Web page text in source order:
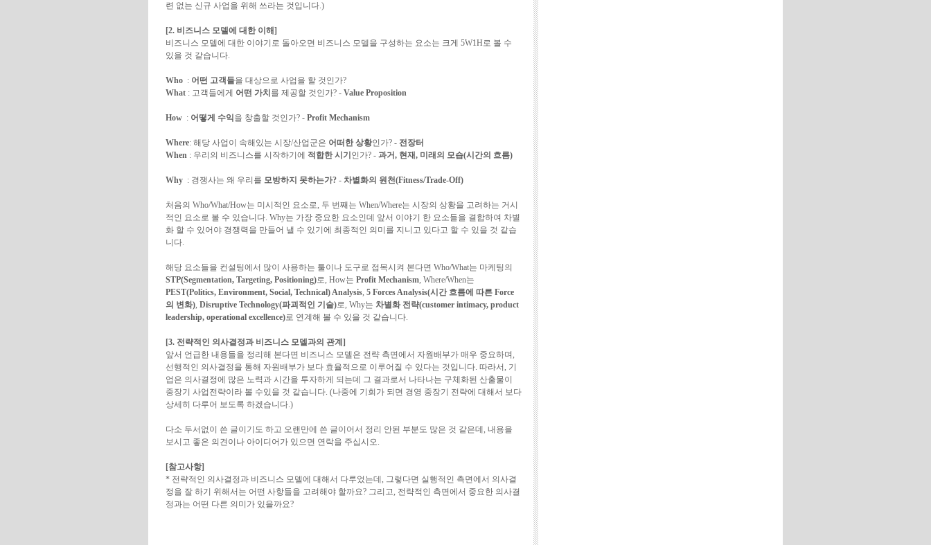
련 없는 신규 사업을 위해 쓰라는 것입니다.)
[2. 비즈니스 모델에 대한 이해]
비즈니스 모델에 대한 이야기로 돌아오면 비즈니스 모델을 구성하는 요소는 크게 5W1H로 볼 수
있을 것 같습니다.
Who : 어떤 고객들을 대상으로 사업을 할 것인가?
What : 고객들에게 어떤 가치 를 제공할 것인가? - Value Proposition
How : 어떻게 수익 을 창출할 것인가? - Profit Mechanism
Where: 해당 사업이 속해있는 시장/산업군은 어떠한 상황인가? - 전장터
When : 우리의 비즈니스를 시작하기에 적합한 시기 인가? - 과거, 현재, 미래의 모습(시간의 흐름)
Why : 경쟁사는 왜 우리를 모방하지 못하는가? - 차별화의 원천(Fitness/Trade-Off)
처음의 Who/What/How는 미시적인 요소로, 두 번째는 When/Where는 시장의 상황을 고려하는 거시
적인 요소로 볼 수 있습니다. Why는 가장 중요한 요소인데 앞서 이야기 한 요소들을 결합하여 차별
화 할 수 있어야 경쟁력을 만들어 낼 수 있기에 최종적인 의미를 지니고 있다고 할 수 있을 것 같습
니다.
해당 요소들을 컨설팅에서 많이 사용하는 툴이나 도구로 접목시켜 본다면 Who/What는 마케팅의
STP(Segmentation, Targeting, Positioning)로, How는 Profit Mechanism, Where/When는
PEST(Politics, Environment, Social, Technical) Analysis, 5 Forces Analysis(시간 흐름에 따른 Force
의 변화), Disruptive Technology(파괴적인 기술)로, Why는 차별화 전략(customer intimacy, product
leadership, operational excellence)로 연계해 볼 수 있을 것 같습니다.
[3. 전략적인 의사결정과 비즈니스 모델과의 관계]
앞서 언급한 내용들을 정리해 본다면 비즈니스 모델은 전략 측면에서 자원배부가 매우 중요하며,
선행적인 의사결정을 통해 자원배부가 보다 효율적으로 이루어질 수 있다는 것입니다. 따라서, 기
업은 의사결정에 많은 노력과 시간을 투자하게 되는데 그 결과로서 나타나는 구체화된 산출물이
중장기 사업전략이라 볼 수있을 것 같습니다. (나중에 기회가 되면 경영 중장기 전략에 대해서 보다
상세히 다루어 보도록 하겠습니다.)
다소 두서없이 쓴 글이기도 하고 오랜만에 쓴 글이어서 정리 안된 부분도 많은 것 같은데, 내용을
보시고 좋은 의견이나 아이디어가 있으면 연락을 주십시오.
[참고사항]
* 전략적인 의사결정과 비즈니스 모델에 대해서 다루었는데, 그렇다면 실행적인 측면에서 의사결
정을 잘 하기 위해서는 어떤 사항들을 고려해야 할까요? 그리고, 전략적인 측면에서 중요한 의사결
정과는 어떤 다른 의미가 있을까요?